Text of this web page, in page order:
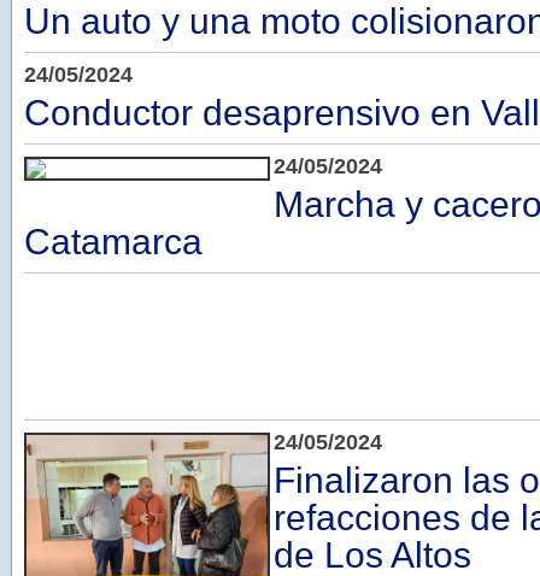
Un auto y una moto
24/05/2024
Conductor desaprensivo en
24/05/2024
Marcha y
Catamarca
24/05/2024
Finalizaron las
refacciones de
de Los Altos